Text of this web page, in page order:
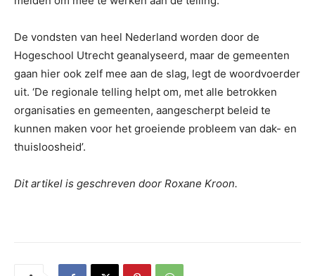
De vondsten van heel Nederland worden door de
Hogeschool Utrecht geanalyseerd, maar de gemeenten
gaan hier ook zelf mee aan de slag, legt de woordvoerder
uit. ‘De regionale telling helpt om, met alle betrokken
organisaties en gemeenten, aangescherpt beleid te
kunnen maken voor het groeiende probleem van dak- en
thuisloosheid’.
Dit artikel is geschreven door Roxane Kroon.